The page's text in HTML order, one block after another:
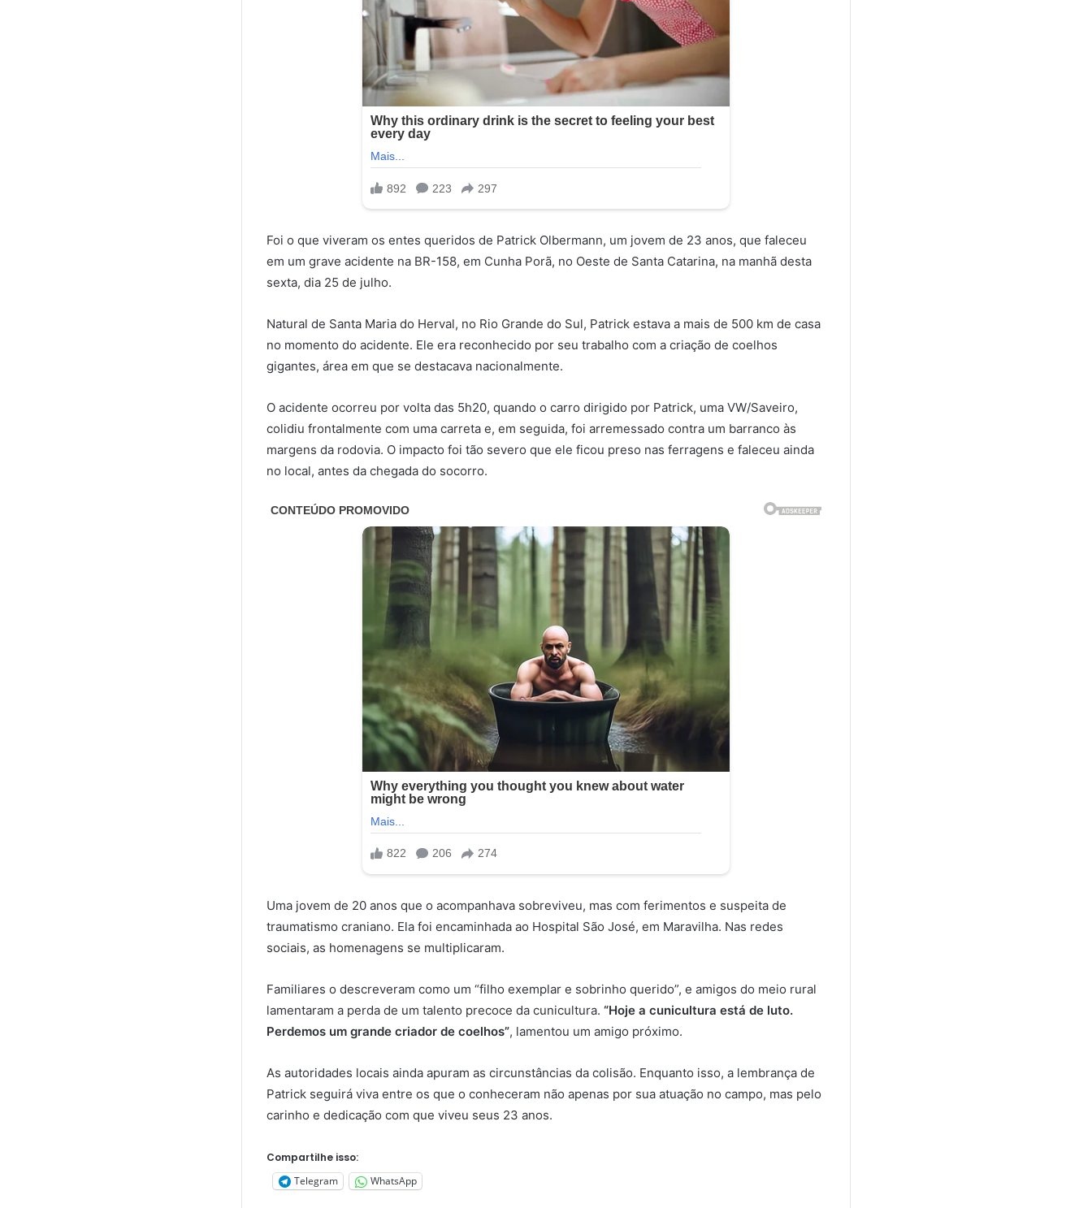
Foi o que viveram os entes queridos de Patrick Olbermann, um jovem de 23 anos, que faleceu
em um grave acidente na BR-158, em Cunha Porã, no Oeste de Santa Catarina, na manhã desta
sexta, dia 25 de julho.
Natural de Santa Maria do Herval, no Rio Grande do Sul, Patrick estava a mais de 500 km de casa
no momento do acidente. Ele era reconhecido por seu trabalho com a criação de coelhos
gigantes, área em que se destacava nacionalmente.
O acidente ocorreu por volta das 5h20, quando o carro dirigido por Patrick, uma VW/Saveiro,
colidiu frontalmente com uma carreta e, em seguida, foi arremessado contra um barranco às
margens da rodovia. O impacto foi tão severo que ele ficou preso nas ferragens e faleceu ainda
no local, antes da chegada do socorro.
Uma jovem de 20 anos que o acompanhava sobreviveu, mas com ferimentos e suspeita de
traumatismo craniano. Ela foi encaminhada ao Hospital São José, em Maravilha. Nas redes
sociais, as homenagens se multiplicaram.
Familiares o descreveram como um “filho exemplar e sobrinho querido”, e amigos do meio rural
lamentaram a perda de um talento precoce da cunicultura. “Hoje a cunicultura está de luto.
Perdemos um grande criador de coelhos”, lamentou um amigo próximo.
As autoridades locais ainda apuram as circunstâncias da colisão. Enquanto isso, a lembrança de
Patrick seguirá viva entre os que o conheceram não apenas por sua atuação no campo, mas pelo
carinho e dedicação com que viveu seus 23 anos.
Compartilhe isso:
Telegram
WhatsApp